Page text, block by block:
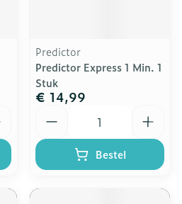
Predictor
Predictor Express 1 Min. 1
Stuk
€ 14,99
Bestel